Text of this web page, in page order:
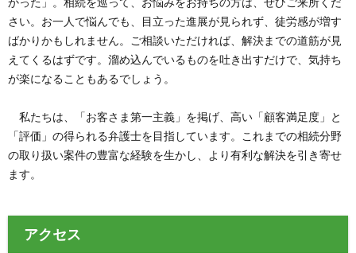
さい。お一人で悩んでも、目立った進展が見られず、徒労感が増す
ばかりかもしれません。ご相談いただければ、解決までの道筋が見
えてくるはずです。溜め込んでいるものを吐き出すだけで、気持ち
が楽になることもあるでしょう。
私たちは、「お客さま第一主義」を掲げ、高い「顧客満足度」と
「評価」の得られる弁護士を目指しています。これまでの相続分野
の取り扱い案件の豊富な経験を生かし、より有利な解決を引き寄せ
ます。
アクセス